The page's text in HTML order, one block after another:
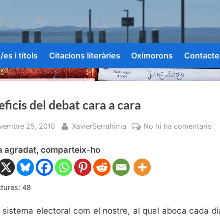
es i títols Citacions literàries Oxímorons Contacte
del debat cara a cara
25, 2010 By
XavierSerrahima No hi ha comentaris
agradat, comparteix-ho
48
sistema electoral com el nostre, al qual aboca cada